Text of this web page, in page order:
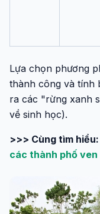
Lựa chọn phương
thành công và tính
ra các "rừng xanh
về sinh học).
>>> Cùng tìm hiểu:
các thành phố ven